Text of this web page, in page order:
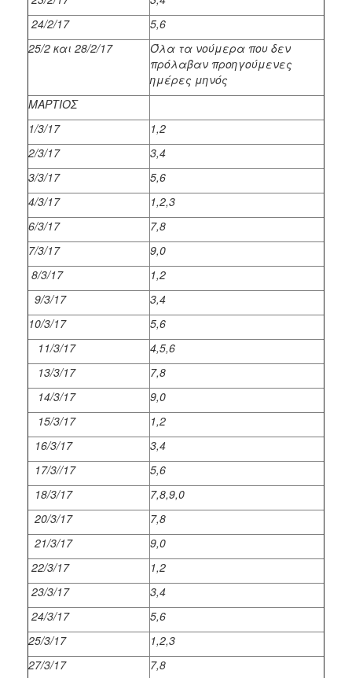
24/2/17
5,6
25/2 και 28/2/17
Όλα τα νούμερα που δεν
πρόλαβαν προηγούμενες
ημέρες μηνός
ΜΑΡΤΙΟΣ
1/3/17
1,2
2/3/17
3,4
3/3/17
5,6
4/3/17
1,2,3
6/3/17
7,8
7/3/17
9,0
8/3/17
1,2
9/3/17
3,4
10/3/17
5,6
11/3/17
4,5,6
13/3/17
7,8
14/3/17
9,0
15/3/17
1,2
16/3/17
3,4
17/3//17
5,6
18/3/17
7,8,9,0
20/3/17
7,8
21/3/17
9,0
22/3/17
1,2
23/3/17
3,4
24/3/17
5,6
25/3/17
1,2,3
27/3/17
7,8